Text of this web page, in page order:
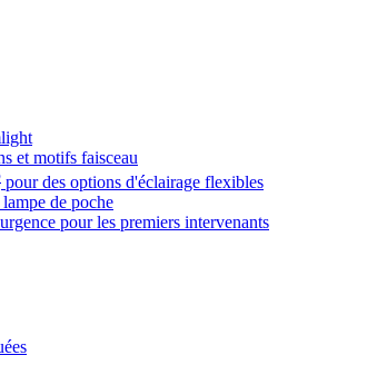
et motifs faisceau
pour des options d'éclairage flexibles
de poche
pour les premiers intervenants